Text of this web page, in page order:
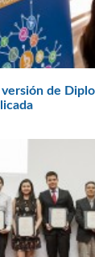
de